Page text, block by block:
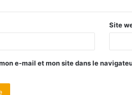
Site
e-mail et mon site dans le